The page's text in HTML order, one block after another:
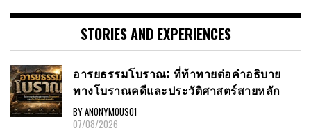
STORIES AND EXPERIENCES
อารยธรรมโบราณ: ที่ท้าทายต่อคำอธิบาย
ทางโบราณคดีและประวัติศาสตร์สายหลัก
BY ANONYMOUS01
07/08/2026